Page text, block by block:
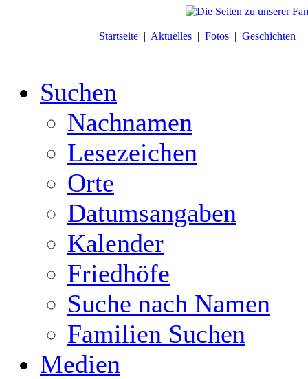
Startseite| Aktuelles| Fotos| Geschichten |
Suchen
Nachnamen
Lesezeichen
Orte
Datumsangaben
Kalender
Friedhöfe
Suche nach Namen
Familien Suchen
Medien